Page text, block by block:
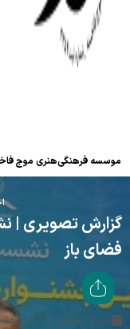
موسسه فرهنگی‌هنری موج
گزارش تصویری |
فضای باز
تاریخ انتشار : ۲۷ اردیبهشت ۱۴۰۴